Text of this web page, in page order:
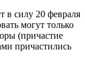
в силу 20 февраля
могут только
(причастие
причастились